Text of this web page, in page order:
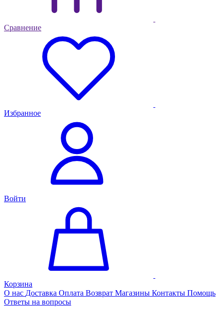
Сравнение
Избранное
Войти
Корзина
О нас Доставка Оплата Возврат Магазины Контакты Помощь
Ответы на вопросы